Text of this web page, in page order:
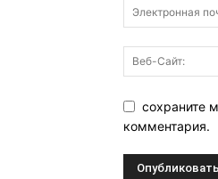
сохраните
комментария.